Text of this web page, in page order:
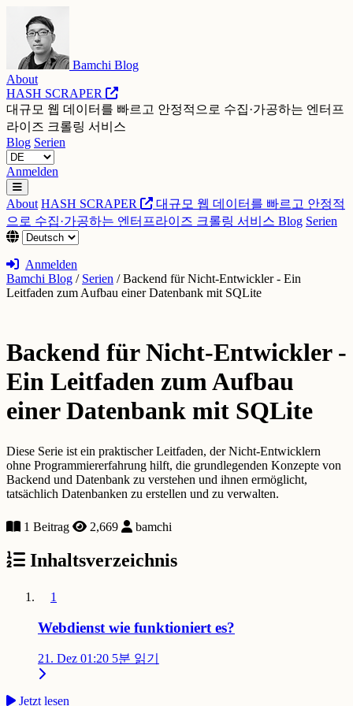
Bamchi Blog
About
HASH SCRAPER
대규모 웹 데이터를 빠르고 안정적으로 수집·가공하는 엔터프
라이즈 크롤링 서비스
Blog Serien
Anmelden
About HASH SCRAPER
대규모 웹 데이터를 빠르고 안정적
으로 수집·가공하는 엔터프라이즈 크롤링 서비스 Blog Serien
Anmelden
Bamchi Blog / Serien / Backend für Nicht-Entwickler - Ein
Leitfaden zum Aufbau einer Datenbank mit SQLite
Backend für Nicht-Entwickler -
Ein Leitfaden zum Aufbau
einer Datenbank mit SQLite
Diese Serie ist ein praktischer Leitfaden, der Nicht-Entwicklern
ohne Programmiererfahrung hilft, die grundlegenden Konzepte von
Backend und Datenbank zu verstehen und ihnen ermöglicht,
tatsächlich Datenbanken zu erstellen und zu verwalten.
1 Beitrag 2,669 bamchi
Inhaltsverzeichnis
1
Webdienst wie funktioniert es?
21. Dez 01:20 5분 읽기
Jetzt lesen